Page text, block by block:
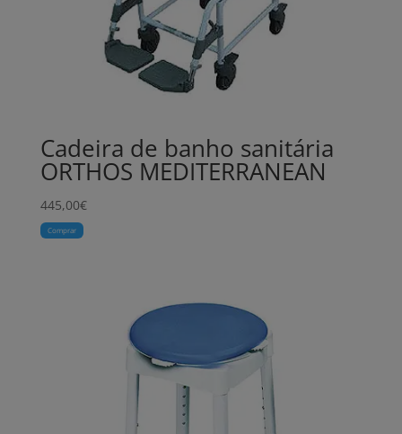
Cadeira de banho sanitária
ORTHOS MEDITERRANEAN
445,00€
Comprar